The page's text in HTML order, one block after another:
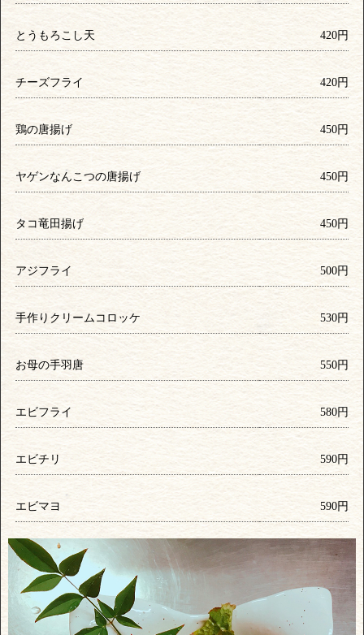
とうもろこし天 420円
チーズフライ 420円
鶏の唐揚げ 450円
ヤゲンなんこつの唐揚げ 450円
タコ竜田揚げ 450円
アジフライ 500円
手作りクリームコロッケ 530円
お母の手羽唐 550円
エビフライ 580円
エビチリ 590円
エビマヨ 590円